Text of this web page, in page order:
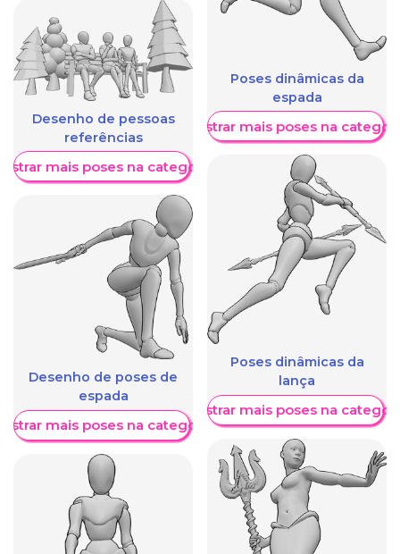
Desenho de pessoas
referências
mais poses na categoria
Desenho de poses de
espada
mais poses na categoria
Poses dinâmicas da
espada
Mostrar mais poses na
Poses dinâmicas da
lança
Mostrar mais poses na